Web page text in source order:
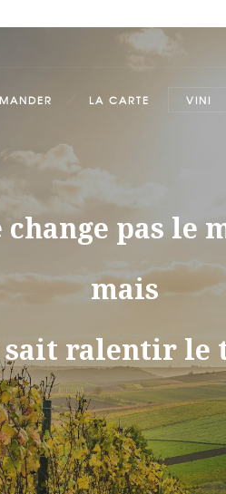
LA CARTE VINI
change pas le
mais
ralentir le